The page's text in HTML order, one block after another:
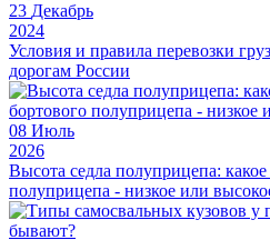
23 Декабрь
2024
Условия и правила перевозки
дорогам России
08 Июль
2026
Высота седла полуприцепа:
полуприцепа - низкое или